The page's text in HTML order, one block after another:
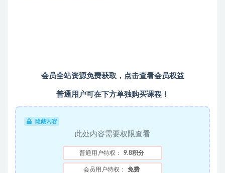
会员全站资源免费获取， 点击查看会员权益
普通用户可在下方单独购买课程！
隐藏内容
此处内容需要权限查看
普通用户特权： 9.8积分
会员用户特权： 免费